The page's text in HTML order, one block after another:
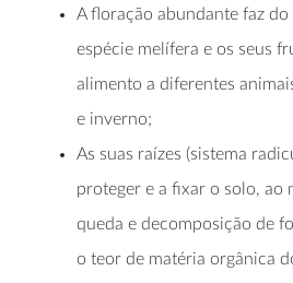
A floração abundante faz
espécie melífera e os seus
alimento a diferentes
e inverno;
As suas raízes (sistema
proteger e a fixar o solo, ao
queda e decomposição de
o teor de matéria orgânica